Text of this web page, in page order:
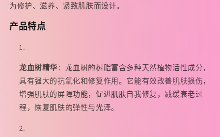
舒
缓
面
膜
片/
盒
的
数
舒
片/
盒
的
数
为修护、滋养、紧致肌肤而设计。
产品特点
龙血树精华：龙血树的树脂富含多种天然植物活性成分，
具有强大的抗氧化和修复作用。它能有效改善肌肤损伤，
增强肌肤的屏障功能，促进肌肤自我修复，减缓衰老过
程，恢复肌肤的弹性与光泽。